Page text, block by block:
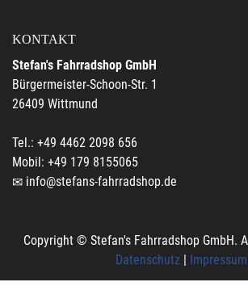
KONTAKT
Stefan's Fahrradshop GmbH
Bürgermeister-Schoon-Str. 1
26409 Wittmund
Tel.: +49 4462 2098 656
Mobil: +49 179 8155065
info@stefans-fahrradshop.de
Copyright © Stefan's Fahrradshop GmbH.
Datenschutz| Impressum